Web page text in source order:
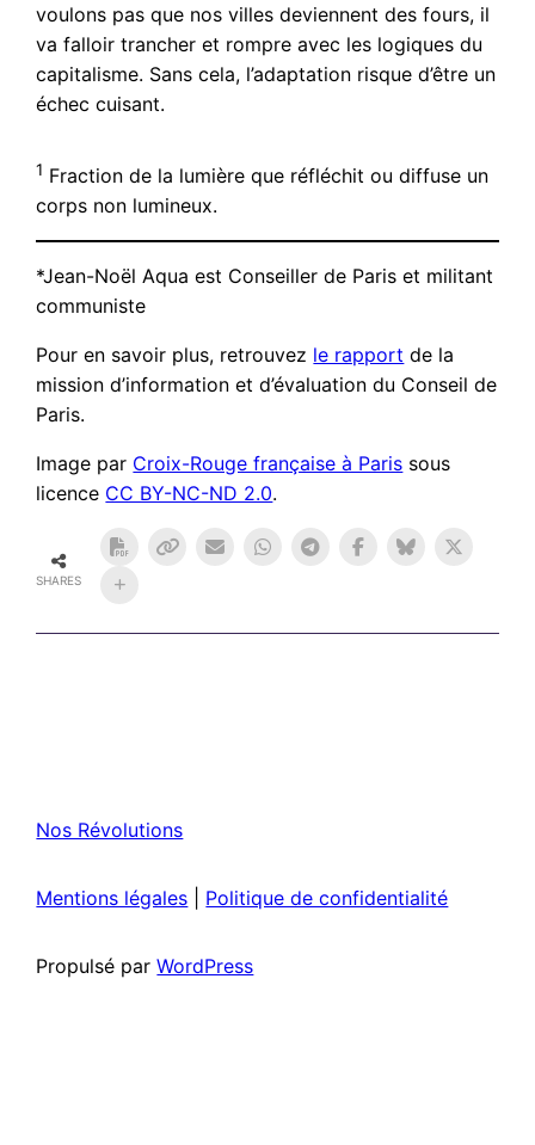
voulons pas que nos villes deviennent des fours, il
va falloir trancher et rompre avec les logiques du
capitalisme. Sans cela, l’adaptation risque d’être un
échec cuisant.
1 Fraction de la lumière que réfléchit ou diffuse un
corps non lumineux.
*Jean-Noël Aqua est Conseiller de Paris et militant
communiste
Pour en savoir plus, retrouvez le rapport de la
mission d’information et d’évaluation du Conseil de
Paris.
Image par Croix-Rouge française à Paris sous
licence CC BY-NC-ND 2.0.
SHARES
Nos Révolutions
Mentions légales Politique de confidentialité
Propulsé parWordPress